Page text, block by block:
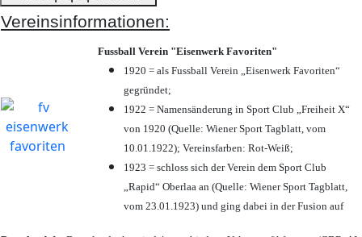
Vereinsinformationen:
Fussball Verein "Eisenwerk Favoriten"
1920 = als Fussball Verein „Eisenwerk Favoriten“
gegründet;
1922 = Namensänderung in Sport Club „Freiheit X“
von 1920 (Quelle: Wiener Sport Tagblatt, vom
10.01.1922); Vereinsfarben: Rot-Weiß;
1923 = schloss sich der Verein dem Sport Club
„Rapid“ Oberlaa an (Quelle: Wiener Sport Tagblatt,
vom 23.01.1923) und ging dabei in der Fusion auf